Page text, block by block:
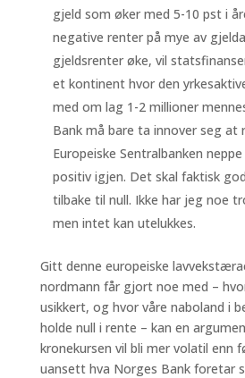
gjeld som øker med 5-10 pst i
negative renter på mye av
gjeldsrenter øke, vil
et kontinent hvor den
med om lag 1-2 millioner
Bank må bare ta innover seg at
Europeiske Sentralbanken
positiv igjen. Det skal faktisk
tilbake til null. Ikke har jeg noe
men intet kan utelukkes.
Gitt denne europeiske
nordmann får gjort noe med –
usikkert, og hvor våre naboland i
holde null i rente – kan en
kronekursen vil bli mer volatil enn
uansett hva Norges Bank foretar